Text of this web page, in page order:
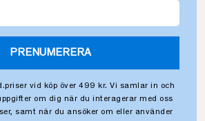
PRENUMERERA
vid köp över 499 kr. Vi samlar in och
om dig när du interagerar med oss
samt när du ansöker om eller använder